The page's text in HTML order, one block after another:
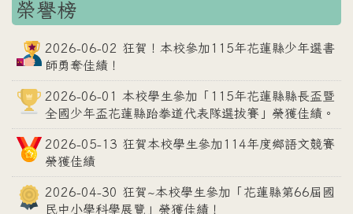
榮譽榜
2026-06-02 狂賀！本校參加115年花蓮縣少年選書
師勇奪佳績！
2026-06-01 本校學生參加「115年花蓮縣縣長盃暨
全國少年盃花蓮縣跆拳道代表隊選拔賽」榮獲佳績。
2026-05-13 狂賀本校學生參加114年度鄉語文競賽
榮獲佳績
2026-04-30 狂賀~本校學生參加「花蓮縣第66屆國
民中小學科學展覽」榮獲佳績！